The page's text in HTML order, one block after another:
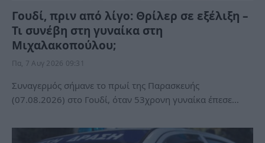
Γουδί, πριν από λίγο: Θρίλερ σε εξέλιξη –
Τι συνέβη στη γυναίκα στη
Μιχαλακοπούλου;
Πα, 7 Αυγ 2026 09:31
Συναγερμός σήμανε το πρωί της Παρασκευής
(07.08.2026) στο Γουδί, όταν 53χρονη γυναίκα έπεσε…